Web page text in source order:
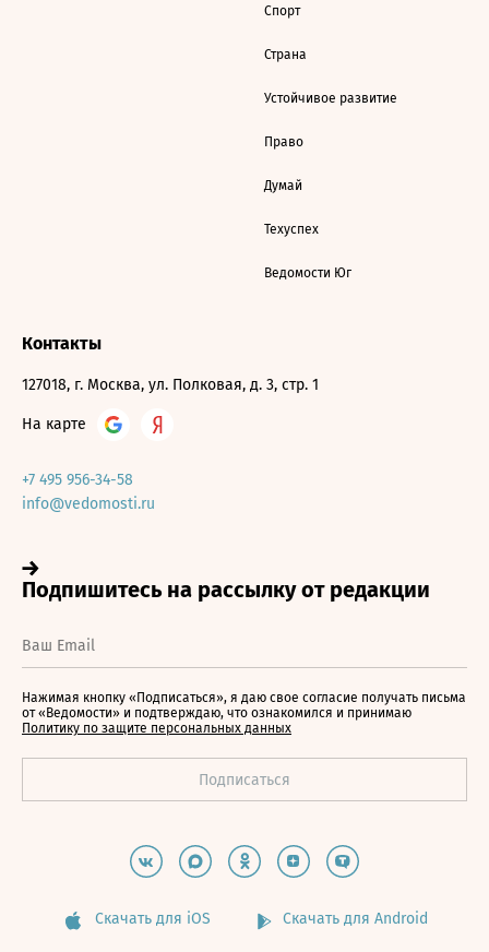
Спорт
Страна
Устойчивое развитие
Право
Думай
Техуспех
Ведомости Юг
Контакты
127018, г. Москва, ул. Полковая, д. 3, стр. 1
На карте
+7 495 956-34-58
info@vedomosti.ru
Нажимая кнопку «Подписаться», я даю свое согласие получать письма
от «Ведомости» и подтверждаю, что ознакомился и принимаю
Политику по защите персональных данных
Скачать для iOS Скачать для Android